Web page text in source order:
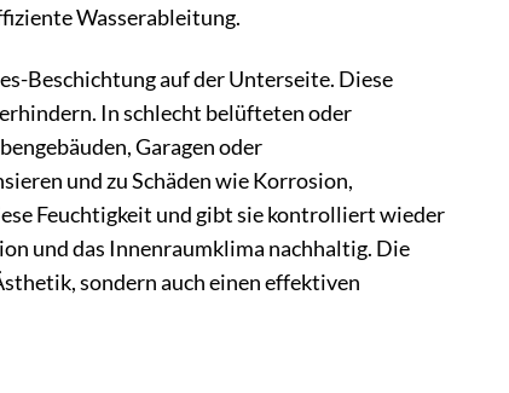
Wasserableitung.
Beschichtung auf der Unterseite. Diese
In schlecht belüfteten oder
Garagen oder
und zu Schäden wie Korrosion,
Feuchtigkeit und gibt sie kontrolliert wieder
und das Innenraumklima nachhaltig. Die
sondern auch einen effektiven